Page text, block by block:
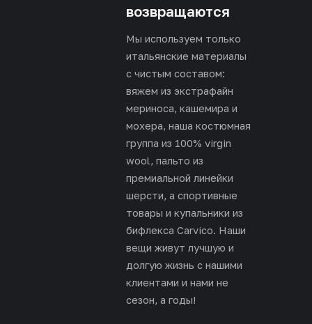
возвращаются
Мы используем только
итальянские материалы
с чистым составом:
вяжем из экстрафайн
мериноса, кашемира и
мохера, наша костюмная
группа из 100% virgin
wool, пальто из
премиальной линейки
шерсти, а спортивные
товары и купальники из
бифлекса Carvico. Наши
вещи живут лучшую и
долгую жизнь с нашими
клиентами и нами не
сезон, а годы!